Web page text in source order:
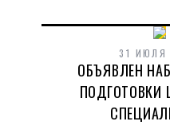
31 ИЮЛЯ
ОБЪЯВЛЕН
ПОДГОТОВКИ